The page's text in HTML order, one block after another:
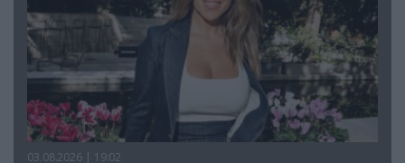
03.08.2026 | 19:02